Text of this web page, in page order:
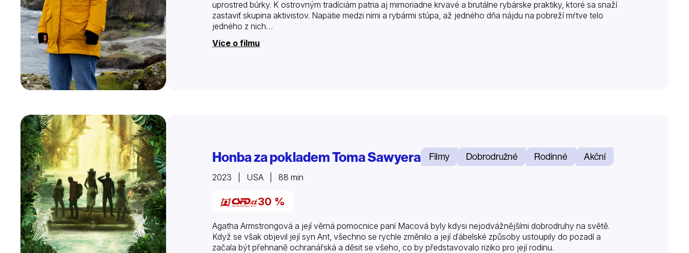
uprostred búrky. K ostrovným tradíciám patria aj mimoriadne krvavé a brutálne rybárske praktiky, ktoré sa snaží
zastaviť skupina aktivistov. Napätie medzi nimi a rybármi stúpa, až jedného dňa nájdu na pobreží mŕtve telo
jedného z nich…
Více o filmu
Honba za pokladem Toma Sawyera Filmy Dobrodružné Rodinné Akční
2023 | USA | 88 min
30 %
Agatha Armstrongová a její věrná pomocnice paní Macová byly kdysi nejodvážnějšími dobrodruhy na světě.
Když se však objevil její syn Ant, všechno se rychle změnilo a její ďábelské způsoby ustoupily do pozadí a
začala být přehnaně ochranářská a děsit se všeho, co by představovalo riziko pro její rodinu.